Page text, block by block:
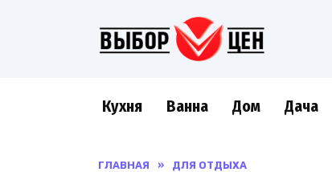
Кухня Ванна Дом Дача
ГЛАВНАЯ » ДЛЯ ОТДЫХА